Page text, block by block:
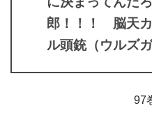
郎！！！ 脳天
ル頭銃（ウルズ
97